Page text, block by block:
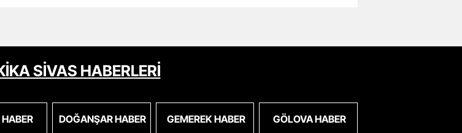
SİVAS HABERLERİ
DOĞANŞAR HABER GEMEREK HABER GÖLOVA HABER